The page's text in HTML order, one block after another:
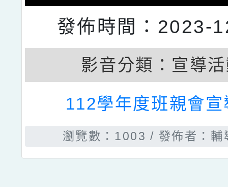
發佈時間：2023-
影音分類： 宣導
112學年度班親會宣
瀏覽數：1003 發佈者：輔